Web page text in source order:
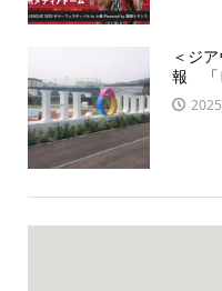
＜ジ
報 「